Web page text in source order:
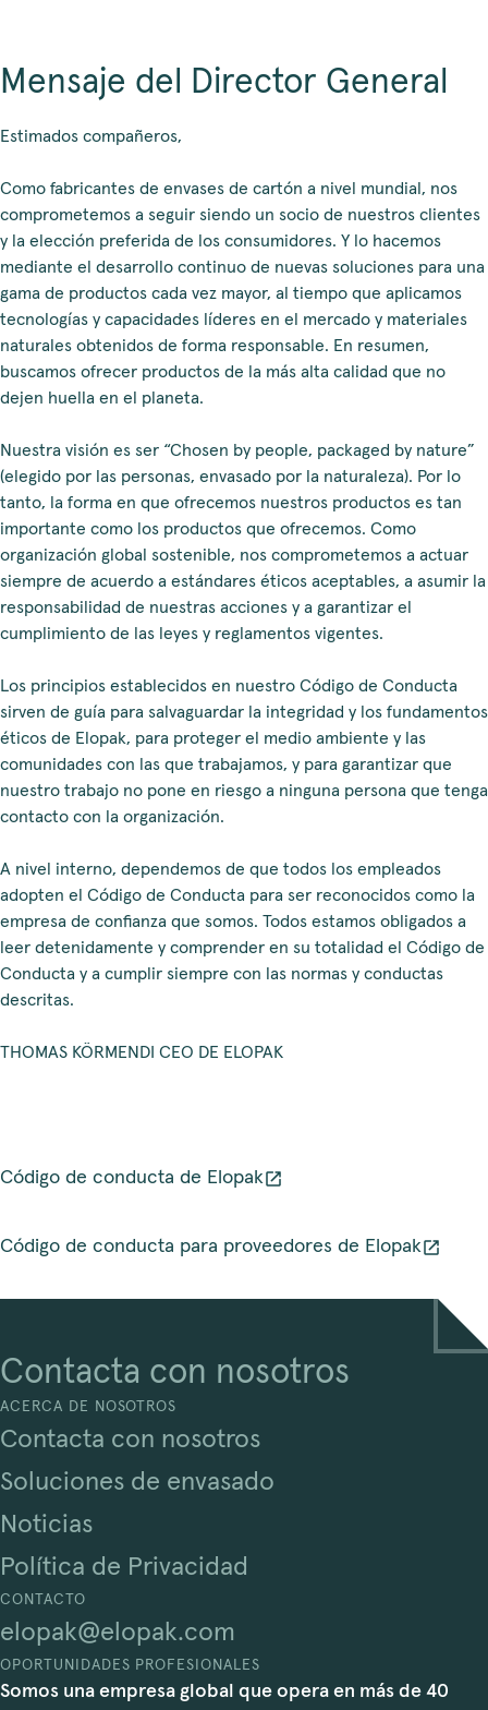
Mensaje del Director General
Estimados compañeros,
Como fabricantes de envases de cartón a nivel mundial, nos
comprometemos a seguir siendo un socio de nuestros clientes
y la elección preferida de los consumidores. Y lo hacemos
mediante el desarrollo continuo de nuevas soluciones para una
gama de productos cada vez mayor, al tiempo que aplicamos
tecnologías y capacidades líderes en el mercado y materiales
naturales obtenidos de forma responsable. En resumen,
buscamos ofrecer productos de la más alta calidad que no
dejen huella en el planeta.
Nuestra visión es ser “Chosen by people, packaged by nature”
(elegido por las personas, envasado por la naturaleza). Por lo
tanto, la forma en que ofrecemos nuestros productos es tan
importante como los productos que ofrecemos. Como
organización global sostenible, nos comprometemos a actuar
siempre de acuerdo a estándares éticos aceptables, a asumir la
responsabilidad de nuestras acciones y a garantizar el
cumplimiento de las leyes y reglamentos vigentes.
Los principios establecidos en nuestro Código de Conducta
sirven de guía para salvaguardar la integridad y los fundamentos
éticos de Elopak, para proteger el medio ambiente y las
comunidades con las que trabajamos, y para garantizar que
nuestro trabajo no pone en riesgo a ninguna persona que tenga
contacto con la organización.
A nivel interno, dependemos de que todos los empleados
adopten el Código de Conducta para ser reconocidos como la
empresa de confianza que somos. Todos estamos obligados a
leer detenidamente y comprender en su totalidad el Código de
Conducta y a cumplir siempre con las normas y conductas
descritas.
THOMAS KÖRMENDI CEO DE ELOPAK
Código de conducta de Elopak
Código de conducta para proveedores de Elopak
Contacta con nosotros
ACERCA DE NOSOTROS
Contacta con nosotros
Soluciones de envasado
Noticias
Política de Privacidad
CONTACTO
elopak@elopak.com
OPORTUNIDADES PROFESIONALES
Somos una empresa global que opera en más de 40